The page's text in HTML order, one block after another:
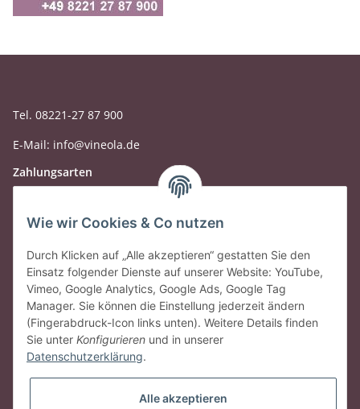
Tel. 08221-27 87 900
E-Mail: info@vineola.de
Zahlungsarten
Wie wir Cookies & Co nutzen
Durch Klicken auf „Alle akzeptieren“ gestatten Sie den
Einsatz folgender Dienste auf unserer Website: YouTube,
Vimeo, Google Analytics, Google Ads, Google Tag
Manager. Sie können die Einstellung jederzeit ändern
(Fingerabdruck-Icon links unten). Weitere Details finden
Sie unter Konfigurieren und in unserer
Datenschutzerklärung.
Alle akzeptieren